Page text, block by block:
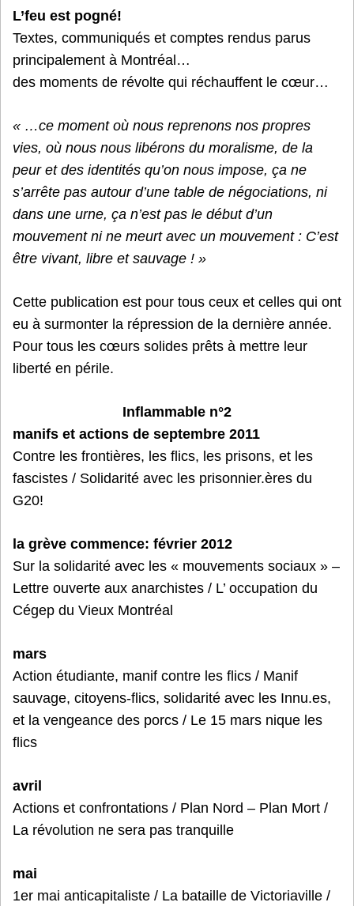
L’feu est pogné!
Textes, communiqués et comptes rendus parus
principalement à Montréal…
des moments de révolte qui réchauffent le cœur…
« …ce moment où nous reprenons nos propres
vies, où nous nous libérons du moralisme, de la
peur et des identités qu’on nous impose, ça ne
s’arrête pas autour d’une table de négociations, ni
dans une urne, ça n’est pas le début d’un
mouvement ni ne meurt avec un mouvement : C’est
être vivant, libre et sauvage ! »
Cette publication est pour tous ceux et celles qui ont
eu à surmonter la répression de la dernière année.
Pour tous les cœurs solides prêts à mettre leur
liberté en périle.
Inflammable n°2
manifs et actions de septembre 2011
Contre les frontières, les flics, les prisons, et les
fascistes / Solidarité avec les prisonnier.ères du
G20!
la grève commence: février 2012
Sur la solidarité avec les « mouvements sociaux » –
Lettre ouverte aux anarchistes / L’ occupation du
Cégep du Vieux Montréal
mars
Action étudiante, manif contre les flics / Manif
sauvage, citoyens-flics, solidarité avec les Innu.es,
et la vengeance des porcs / Le 15 mars nique les
flics
avril
Actions et confrontations / Plan Nord – Plan Mort /
La révolution ne sera pas tranquille
mai
1er mai anticapitaliste / La bataille de Victoriaville /